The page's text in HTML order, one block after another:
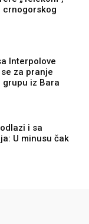
crnogorskog
Interpolove
za pranje
iz Bara
i sa
U minusu čak